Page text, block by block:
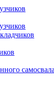
самосвала